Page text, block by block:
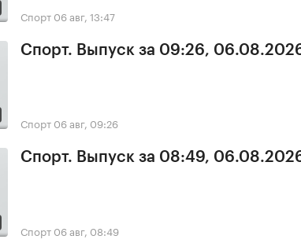
Спорт 06 авг, 13:47
Спорт. Выпуск за 09:26,
Спорт 06 авг, 09:26
Спорт. Выпуск за 08:49,
Спорт 06 авг, 08:49